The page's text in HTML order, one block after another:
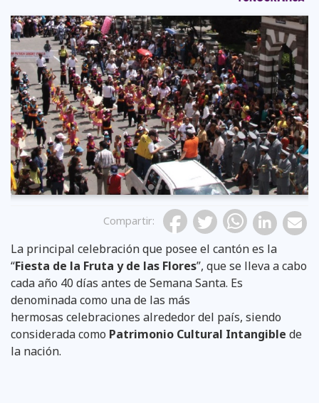
Previous
Compartir:
La principal celebración que posee el cantón es la
“Fiesta de la Fruta y de las Flores”, que se lleva a cabo
cada año 40 días antes de Semana Santa. Es
denominada como una de las más
hermosas celebraciones alrededor del país, siendo
considerada como Patrimonio Cultural Intangible de
la nación.